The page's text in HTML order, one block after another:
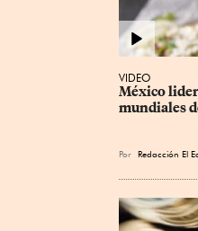
VIDEO
México
mundiales
Por Redacción El